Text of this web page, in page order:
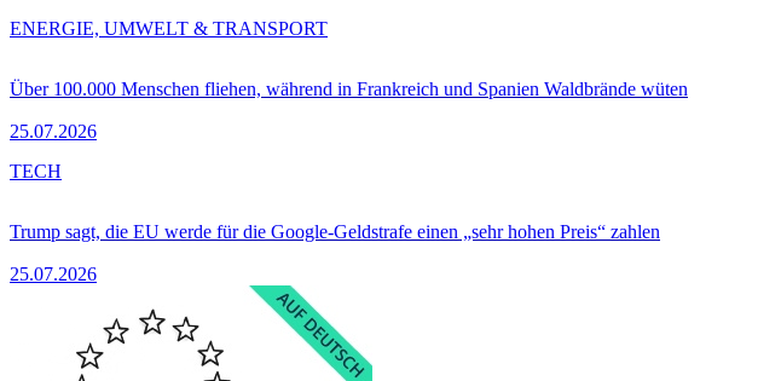
Über 100.000 Menschen fliehen, während in Frankreich und Spanien Waldbrände wüten
25.07.2026
ENERGIE, UMWELT & TRANSPORT
Trump sagt, die EU werde für die Google-Geldstrafe einen „sehr hohen Preis“ zahlen
25.07.2026
TECH